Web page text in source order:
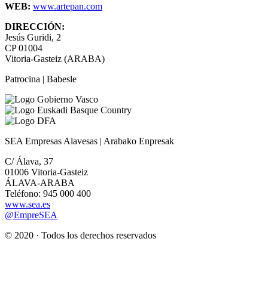
WEB: www.artepan.com
DIRECCIÓN:
Jesús Guridi, 2
CP 01004
Vitoria-Gasteiz (ARABA)
Patrocina | Babesle
SEA Empresas Alavesas | Arabako Enpresak
C/ Álava, 37
01006 Vitoria-Gasteiz
ÁLAVA-ARABA
Teléfono: 945 000 400
www.sea.es
@EmpreSEA
© 2020 · Todos los derechos reservados